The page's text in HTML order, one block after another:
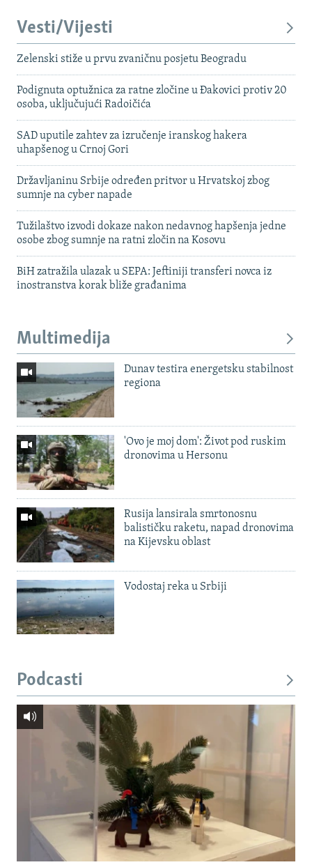
Vesti/Vijesti
Zelenski stiže u prvu zvaničnu posjetu Beogradu
Podignuta optužnica za ratne zločine u Đakovici protiv 20
osoba, uključujući Radoičića
SAD uputile zahtev za izručenje iranskog hakera
uhapšenog u Crnoj Gori
Državljaninu Srbije određen pritvor u Hrvatskoj zbog
sumnje na cyber napade
Tužilaštvo izvodi dokaze nakon nedavnog hapšenja jedne
osobe zbog sumnje na ratni zločin na Kosovu
BiH zatražila ulazak u SEPA: Jeftiniji transferi novca iz
inostranstva korak bliže građanima
Multimedija
Dunav testira energetsku stabilnost
regiona
'Ovo je moj dom': Život pod ruskim
dronovima u Hersonu
Rusija lansirala smrtonosnu
balističku raketu, napad dronovima
na Kijevsku oblast
Vodostaj reka u Srbiji
Podcasti